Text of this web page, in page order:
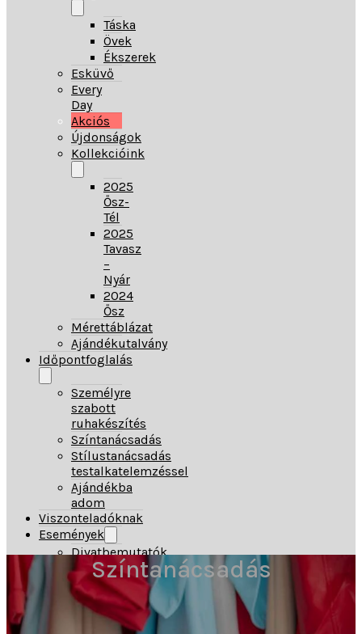
Táska
Övek
Ékszerek
Esküvő
Every
Day
Akciós
Újdonságok
Kollekcióink
2025
Ősz-
Tél
2025
Tavasz
–
Nyár
2024
Ősz
Mérettáblázat
Ajándékutalvány
Időpontfoglalás
Személyre
szabott
ruhakészítés
Színtanácsadás
Stílustanácsadás
testalkatelemzéssel
Ajándékba
adom
Viszonteladóknak
Események
Divatbemutatók
Rólunk
Kapcsolat
Színtanácsadás